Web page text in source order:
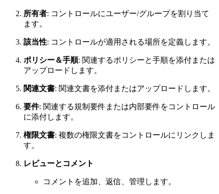
所有者: コントロールにユーザー/グループを割り当て
ます。
該当性: コントロールが適用される場所を定義します。
ポリシー＆手順: 関連するポリシーと手順を添付または
アップロードします。
関連文書: 関連文書を添付またはアップロードします。
要件: 関連する規制要件または内部要件をコントロール
に添付します。
権限文書: 複数の権限文書をコントロールにリンクしま
す。
レビューとコメント
コメントを追加、返信、管理します。